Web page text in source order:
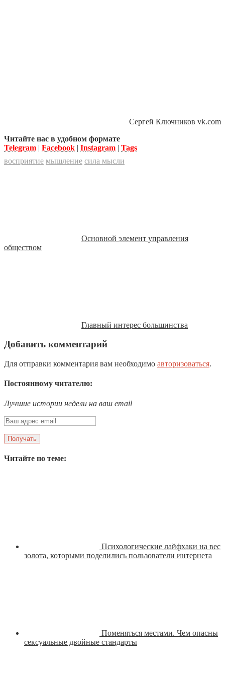
Сергей Ключников vk.com
Читайте нас в удобном формате
Telegram | Facebook | Instagram | Tags
восприятие мышление сила мысли
Основной элемент управления
обществом
Главный интерес большинства
Добавить комментарий
Для отправки комментария вам необходимо авторизоваться.
Постоянному читателю:
Лучшие истории недели на ваш email
Читайте по теме:
Психологические лайфхаки на вес
золота, которыми поделились пользователи интернета
Поменяться местами. Чем опасны
сексуальные двойные стандарты